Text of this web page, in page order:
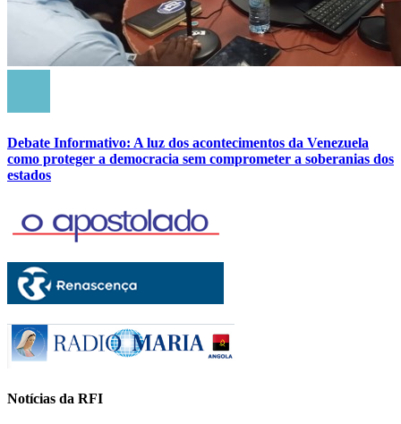
Debate Informativo: A luz dos acontecimentos da Venezuela
como proteger a democracia sem comprometer a soberanias dos
estados
Notícias da RFI